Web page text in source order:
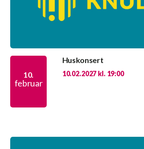
10.
februar
Huskonsert
10.02.2027 kl. 19:00